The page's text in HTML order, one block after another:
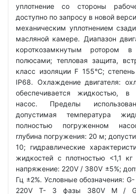
уплотнение со стороны
доступно по запросу в новой
механическим уплотнением
масляной камере. Диапазон
короткозамкнутым ротором
полюсами; тепловая защита,
класс изоляции F 155°C;
IP68. Охлаждение двигателя:
обеспечивается жидкостью, в
насос. Пределы
допустимая температура
полностью погруженном
глубина погружения: 20 м;
10; гидравлические
жидкостей с плотностью <1,1
напряжение: 220V / 380V ±5%;
Гц ±2%. Условные обозначения:
220V Т- 3 фазы 380V M /